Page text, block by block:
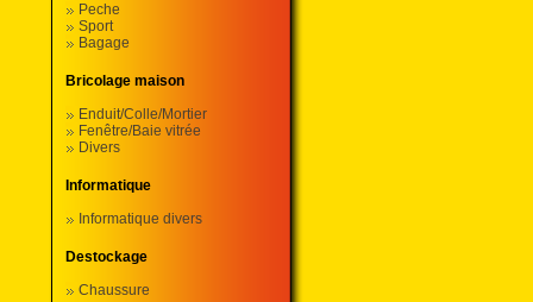
Peche
Sport
Bagage
Bricolage maison
Enduit/Colle/Mortier
Fenêtre/Baie vitrée
Divers
Informatique
Informatique divers
Destockage
Chaussure